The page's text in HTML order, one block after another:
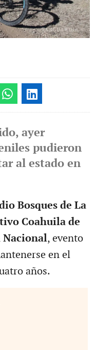
ayer
pudieron
al estado en
Bosques de La
Coahuila de
Nacional, evento
en el
años.